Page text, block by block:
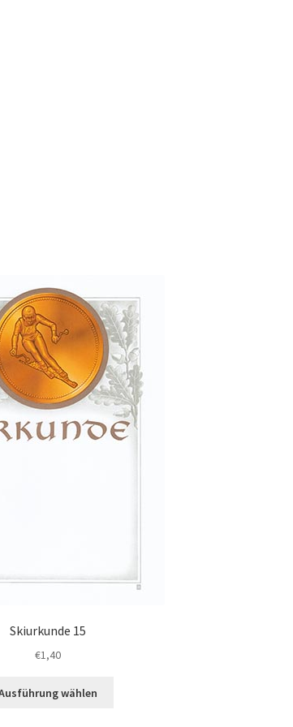
Skiurkunde 15
€1,40
wählen